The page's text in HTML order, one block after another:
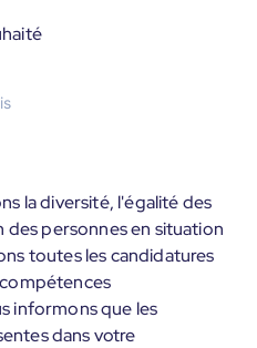
la diversité, l'égalité des
des personnes en situation
toutes les candidatures
informons que les
dans votre